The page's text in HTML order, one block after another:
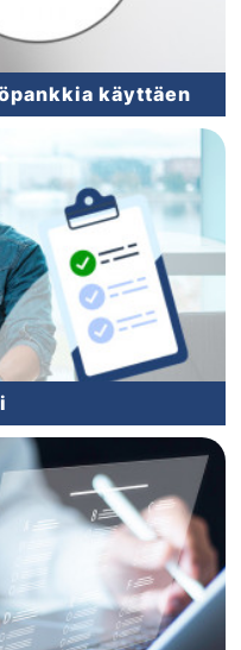
käyttäen